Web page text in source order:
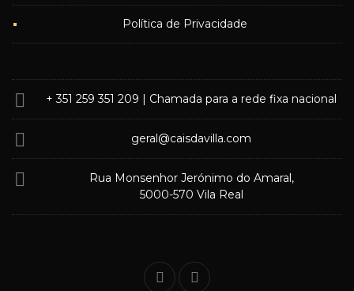
Política de Privacidade
+ 351 259 351 209 | Chamada para a rede fixa nacional
geral@caisdavilla.com
Rua Monsenhor Jerónimo do Amaral,
5000-570 Vila Real